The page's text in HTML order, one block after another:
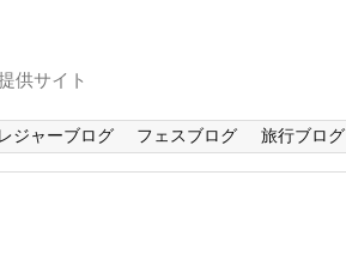
供サイト
ジャーブログ フェスブログ 旅行ブログ